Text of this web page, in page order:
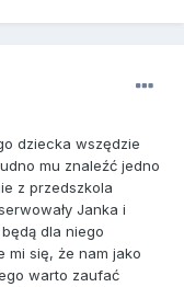
dziecka wszędzie
mu znaleźć jedno
z przedszkola
Janka i
dla niego
mi się, że nam jako
warto zaufać